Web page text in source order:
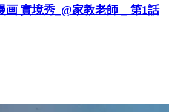
画 實境秀_@家教老師 _ 第1話